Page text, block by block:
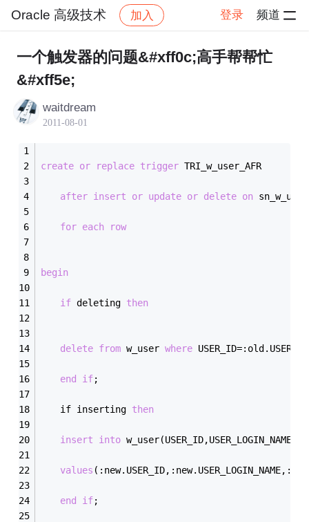
Oracle 高级技术 加入 登录 频道
社区 Oracle 高级技术 帖子详情
一个触发器的问题&#xff0c;高手帮帮忙
&#xff5e;
waitdream
2011-08-01
create or replace trigger TRI_w_user_AFR
after insert or update or delete on sn_w_user
for each row
begin
if deleting then
delete from w_user where USER_ID=
end if;
if inserting then
insert into
values
end if;